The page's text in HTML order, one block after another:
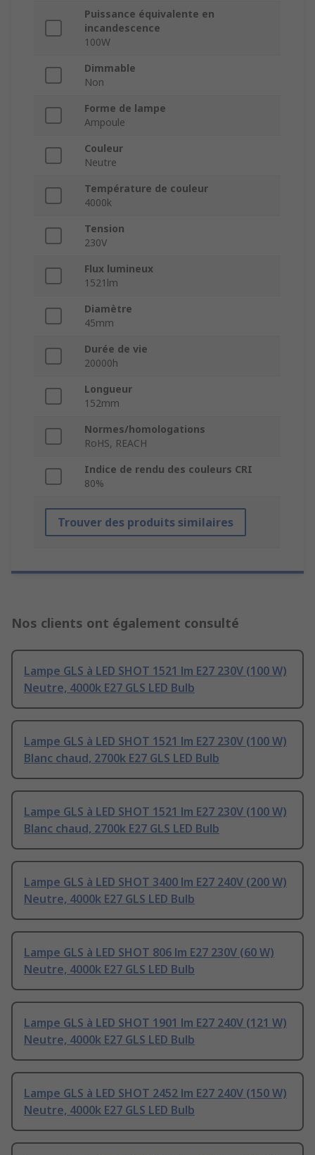
Puissance équivalente en
incandescence
100W
Dimmable
Non
Forme de lampe
Ampoule
Couleur
Neutre
Température de couleur
4000k
Tension
230V
Flux lumineux
1521lm
Diamètre
45mm
Durée de vie
20000h
Longueur
152mm
Normes/homologations
RoHS, REACH
Indice de rendu des couleurs CRI
80%
Trouver des produits similaires
Nos clients ont également consulté
Lampe GLS à LED SHOT 1521 lm E27 230V (100 W)
Neutre, 4000k E27 GLS LED Bulb
Lampe GLS à LED SHOT 1521 lm E27 230V (100 W)
Blanc chaud, 2700k E27 GLS LED Bulb
Lampe GLS à LED SHOT 1521 lm E27 230V (100 W)
Blanc chaud, 2700k E27 GLS LED Bulb
Lampe GLS à LED SHOT 3400 lm E27 240V (200 W)
Neutre, 4000k E27 GLS LED Bulb
Lampe GLS à LED SHOT 806 lm E27 230V (60 W)
Neutre, 4000k E27 GLS LED Bulb
Lampe GLS à LED SHOT 1901 lm E27 240V (121 W)
Neutre, 4000k E27 GLS LED Bulb
Lampe GLS à LED SHOT 2452 lm E27 240V (150 W)
Neutre, 4000k E27 GLS LED Bulb